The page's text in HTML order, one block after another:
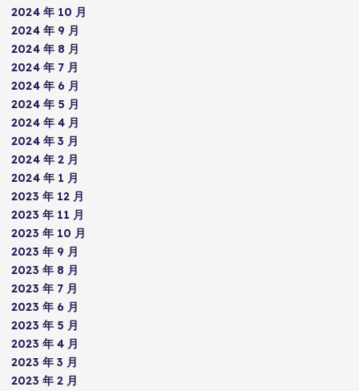
2024 年 10 月
2024 年 9 月
2024 年 8 月
2024 年 7 月
2024 年 6 月
2024 年 5 月
2024 年 4 月
2024 年 3 月
2024 年 2 月
2024 年 1 月
2023 年 12 月
2023 年 11 月
2023 年 10 月
2023 年 9 月
2023 年 8 月
2023 年 7 月
2023 年 6 月
2023 年 5 月
2023 年 4 月
2023 年 3 月
2023 年 2 月